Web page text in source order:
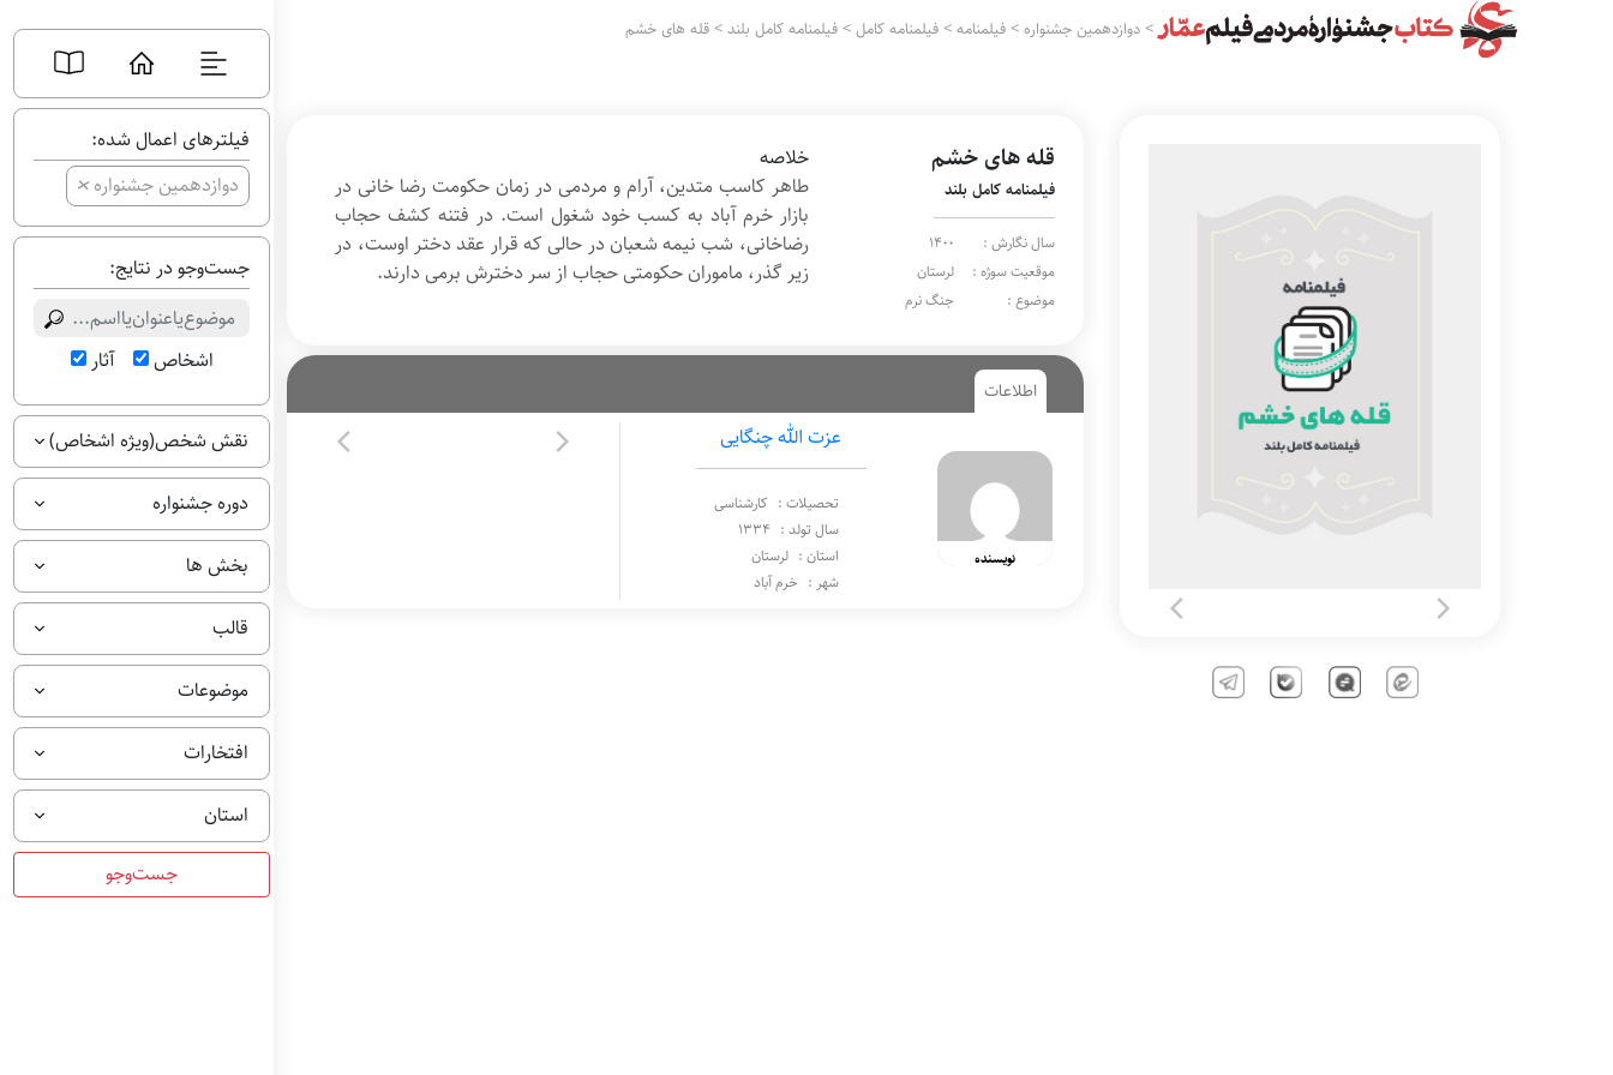
فیلترهای اعمال شده:
دوازدهمین جشنواره+
جست‌وجو در نتایج:
اشخاص آثار
نقش شخص(ویژه اشخاص)
دوره جشنواره
بخش ها
قالب
موضوعات
افتخارات
استان
>دوازدهمین جشنواره >فیلمنامه >فیلمنامه کامل >فیلمنامه کامل بلند >قله های خشم
قله های خشم
فیلمنامه کامل بلند
سال نگارش :
1400
موقعیت سوژه :
لرستان
موضوع :
جنگ نرم
خلاصه
طاهر کاسب متدین، آرام و مردمی در زمان حکومت رضا خانی در
بازار خرم آباد به کسب خود شغول است. در فتنه کشف حجاب
رضاخانی، شب نیمه شعبان در حالی که قرار عقد دختر اوست، در
زیر گذر، ماموران حکومتی حجاب از سر دخترش برمی دارند.
اطلاعات
نویسنده
عزت الله چنگایی
تحصیلات : کارشناسی
سال تولد : 1334
استان : لرستان
شهر : خرم آباد